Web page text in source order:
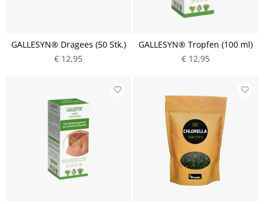
GALLESYN® Dragees (50 Stk.)
€ 12,95
GALLESYN® Tropfen (100 ml)
€ 12,95